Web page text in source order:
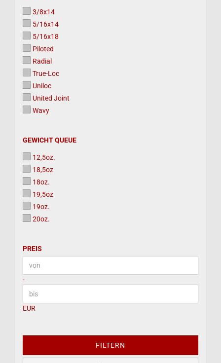
3/8x14
5/16x14
5/16x18
Piloted
Radial
True-Loc
Uniloc
United Joint
Wavy
GEWICHT
GEWICHT QUEUE
12,5oz.
18,5oz
18oz.
19,5oz
19oz.
20oz.
PREIS
PREIS
Preis bis
-
EUR
FILTERN